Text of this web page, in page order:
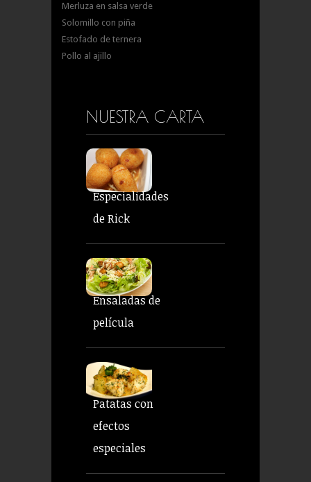
Merluza en salsa verde
Solomillo con piña
Estofado de ternera
Pollo al ajillo
NUESTRA CARTA
Especialidades
de Rick
Ensaladas de
película
Patatas con
efectos
especiales